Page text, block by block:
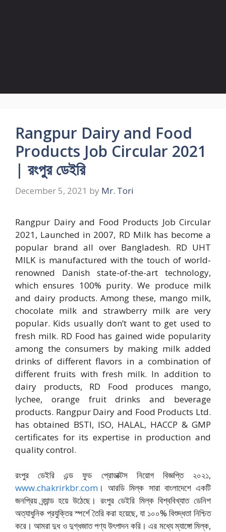
Rangpur Dairy and Food
Products Job Circular 2021
| রংপুর ডেইরি
December 5, 2021 by Mr. Tori
Rangpur Dairy and Food Products Job Circular
2021, Launched in 2007, RD Milk has become a
popular brand all over Bangladesh. RD UHT
MILK is manufactured with the touch of world-
renowned Danish state-of-the-art technology,
which ensures 100% purity. We produce milk
and dairy products. Among these, mango milk,
chocolate milk and strawberry milk are very
popular. Kids usually don’t want to get used to
fresh milk. RD Food has gained wide popularity
among the consumers by making milk added
drinks of different flavors in a combination of
different fruits with fresh milk. In addition to
dairy products, RD Food produces mango,
lychee, orange fruit drinks and beverage
products. Rangpur Dairy and Food Products Ltd.
has obtained BSTI, ISO, HALAL, HACCP & GMP
certificates for its expertise in production and
quality control.
রংপুর ডেইরি এন্ড ফুড প্রোডাক্টস নিয়োগ বিজ্ঞপ্তি ২০২১,
www.chakrirkbr.com । আরডি মিল্ক সারা বাংলাদেশে একটি
জনপ্রিয় ব্র্যান্ড হয়ে উঠেছে। রংপুর ডেইরি মিল্ক বিশ্ববিখ্যাত ডেনিশ
অত্যাধুনিক প্রযুক্তির স্পর্শে তৈরি করা হয়েছে, যা ১০০% বিশুদ্ধতা নিশ্চিত
করে। আমরা দুধ ও দুগ্ধজাত পণ্য উৎপাদন করি। এর মধ্যে ম্যাঙ্গো মিল্ক,